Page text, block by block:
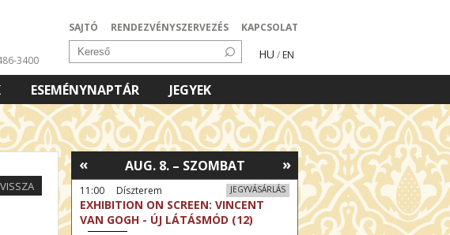
SAJTÓ RENDEZVÉNYSZERVEZÉS KAPCSOLAT
HU / EN
3400
ESEMÉNYNAPTÁR
JEGYEK
»
AUG. 8. – SZOMBAT
«
JEGYVÁSÁRLÁS
11:00 Díszterem
EXHIBITION ON SCREEN: VINCENT
VAN GOGH - ÚJ LÁTÁSMÓD (12)